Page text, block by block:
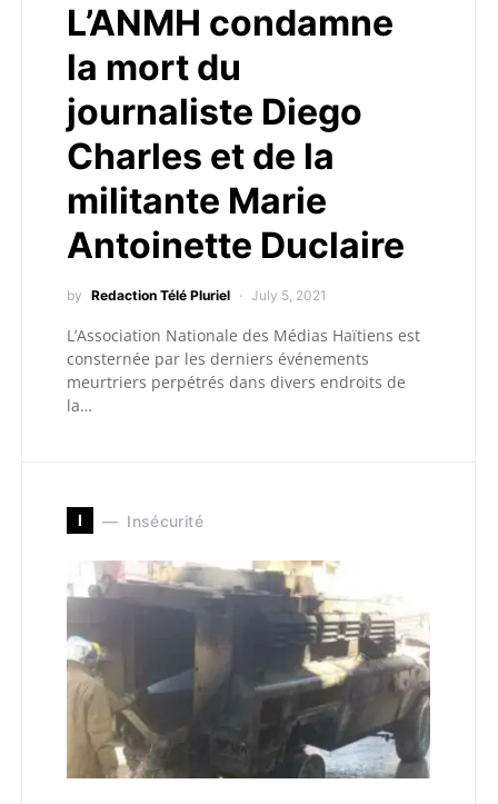
L’ANMH condamne
la mort du
journaliste Diego
Charles et de la
militante Marie
Antoinette Duclaire
by Redaction Télé Pluriel July 5, 2021
L’Association Nationale des Médias Haïtiens est
consternée par les derniers événements
meurtriers perpétrés dans divers endroits de
la…
I Insécurité